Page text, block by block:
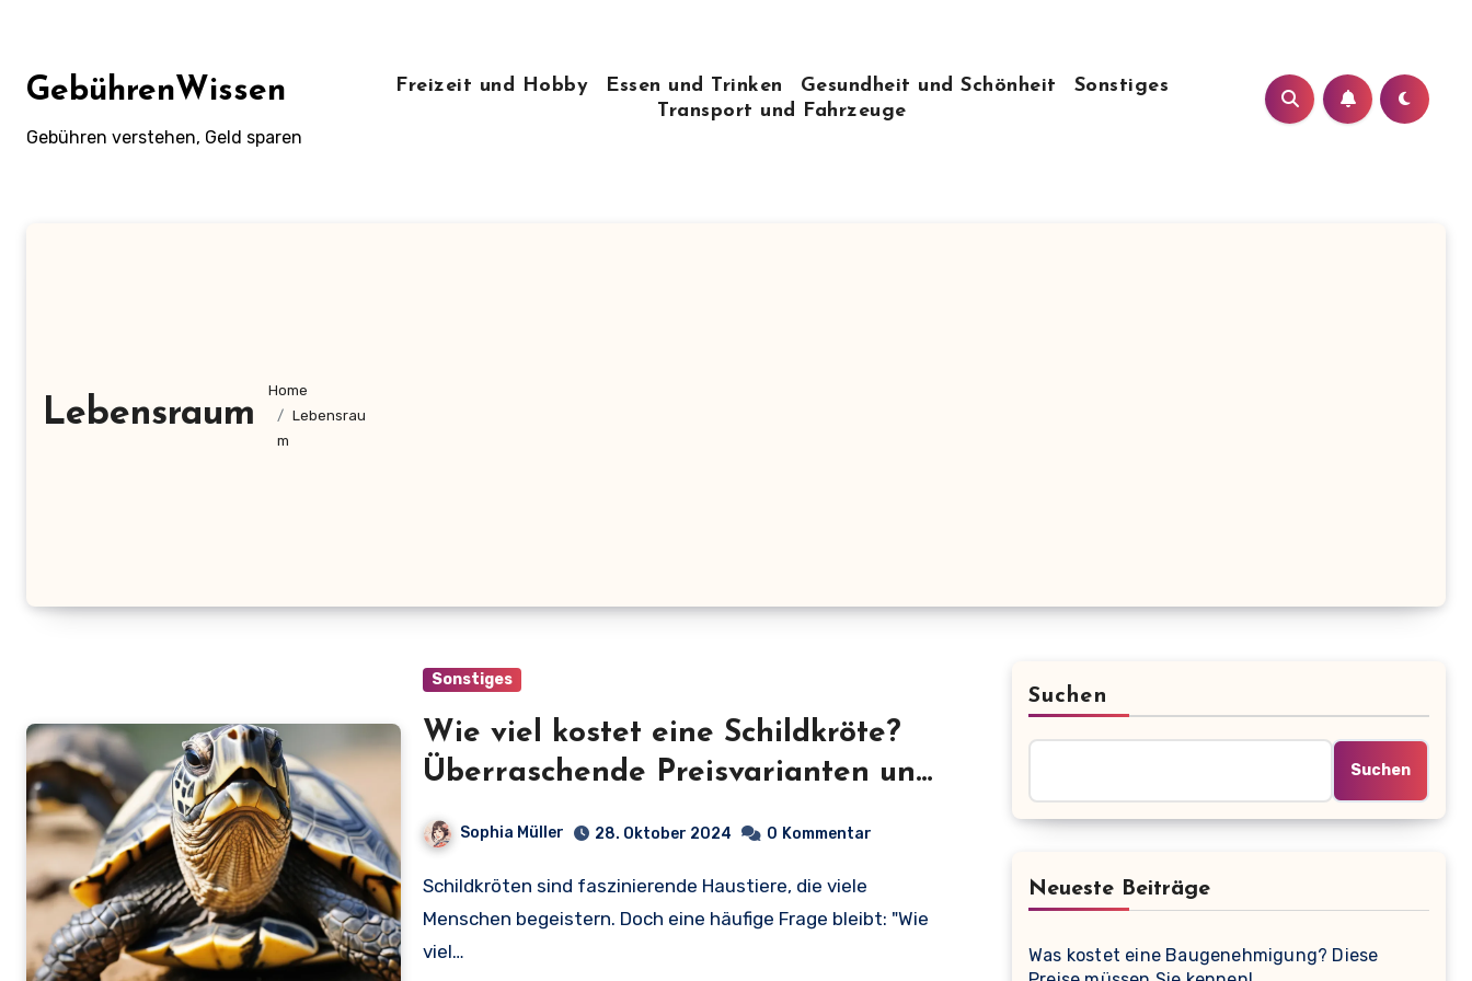
springen
GebührenWissen
Gebühren verstehen, Geld sparen
Freizeit und Hobby Essen und Trinken Gesundheit und Schönheit
Sonstiges
Transport und Fahrzeuge
Lebensraum
Home
Lebensrau
m
Sonstiges
Wie viel kostet eine Schildkröte?
Überraschende Preisvarianten und
Kostenfaktoren aufgedeckt!
Sophia Müller 28. Oktober 2024 0 Kommentar
Schildkröten sind faszinierende Haustiere, die viele
Menschen begeistern. Doch eine häufige Frage bleibt: "Wie
viel…
Suchen
Suchen
Neueste Beiträge
Was kostet eine Baugenehmigung? Diese